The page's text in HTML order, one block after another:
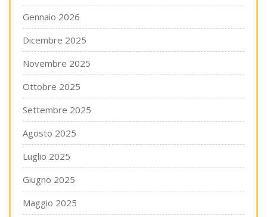
Gennaio 2026
Dicembre 2025
Novembre 2025
Ottobre 2025
Settembre 2025
Agosto 2025
Luglio 2025
Giugno 2025
Maggio 2025